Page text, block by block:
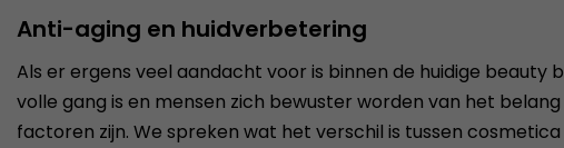
Anti-aging en huidverbetering
Als er ergens veel aandacht voor is binnen de huidige
volle gang is en mensen zich bewuster worden van het
factoren zijn. We spreken wat het verschil is tussen